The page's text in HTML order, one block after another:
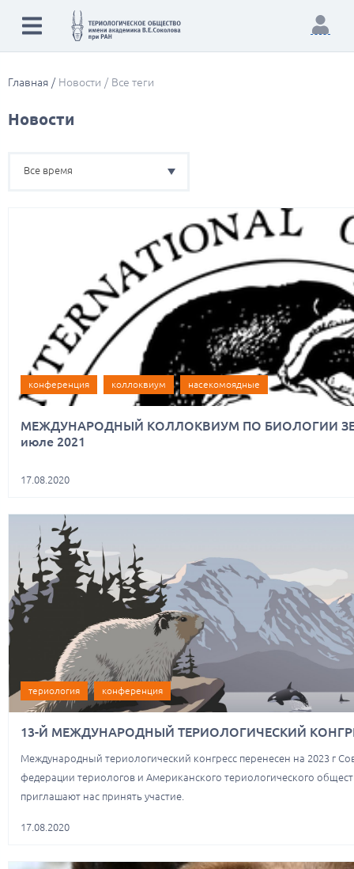
Главная Новости Все теги
Новости
Все время
конференция коллоквиум насекомоядные
МЕЖДУНАРОДНЫЙ КОЛЛОКВИУМ ПО БИОЛОГИИ
июле 2021
17.08.2020
териология конференция
13-Й МЕЖДУНАРОДНЫЙ ТЕРИОЛОГИЧЕСКИЙ
Международный териологический конгресс перенесен на 2023 г
федерации териологов и Американского териологического
приглашают нас принять участие.
17.08.2020